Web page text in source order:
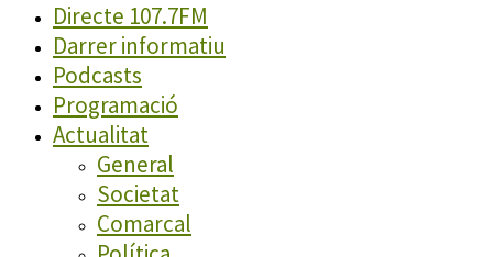
Directe 107.7FM
Darrer informatiu
Podcasts
Programació
Actualitat
General
Societat
Comarcal